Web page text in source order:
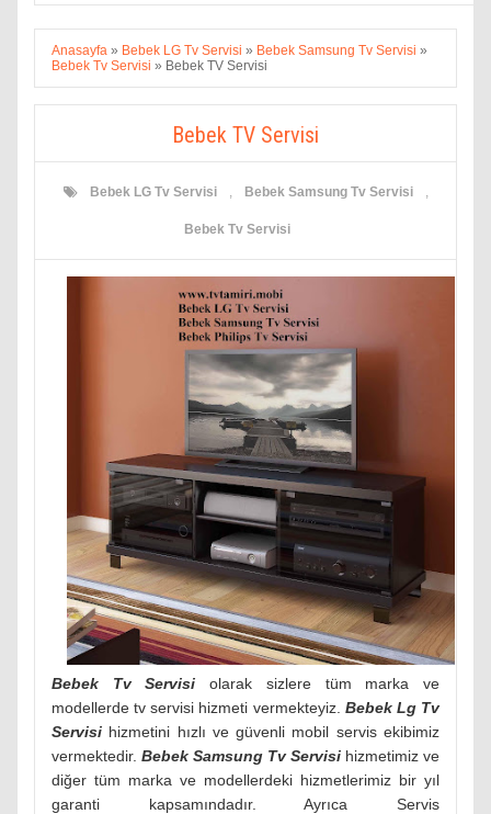
Anasayfa » Bebek LG Tv Servisi » Bebek Samsung Tv Servisi »
Bebek Tv Servisi » Bebek TV Servisi
Bebek TV Servisi
Bebek LG Tv Servisi Bebek Samsung Tv Servisi
Bebek Tv Servisi
Bebek Tv Servisi olarak sizlere tüm marka ve
modellerde tv servisi hizmeti vermekteyiz. Bebek Lg Tv
Servisi hizmetini hızlı ve güvenli mobil servis ekibimiz
vermektedir. Bebek Samsung Tv Servisi hizmetimiz ve
diğer tüm marka ve modellerdeki hizmetlerimiz bir yıl
garanti kapsamındadır. Ayrıca Servis